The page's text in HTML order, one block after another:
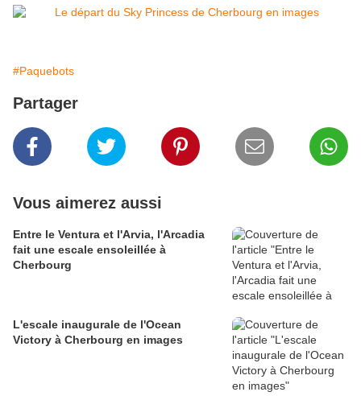
#Paquebots
Partager
Vous aimerez aussi
Entre le Ventura et l'Arvia, l'Arcadia
fait une escale ensoleillée à
Cherbourg
L'escale inaugurale de l'Ocean
Victory à Cherbourg en images